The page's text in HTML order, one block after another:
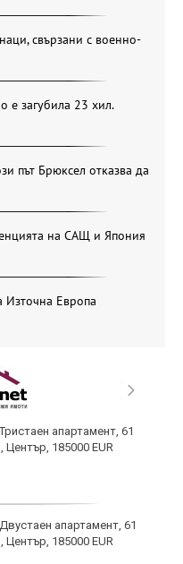
свързани с военно-
е загубила 23 хил.
път Брюксел отказва да
на САЩ и Япония
Източна Европа
апартамент, 61
Център, 185000 EUR
апартамент, 61
Център, 185000 EUR